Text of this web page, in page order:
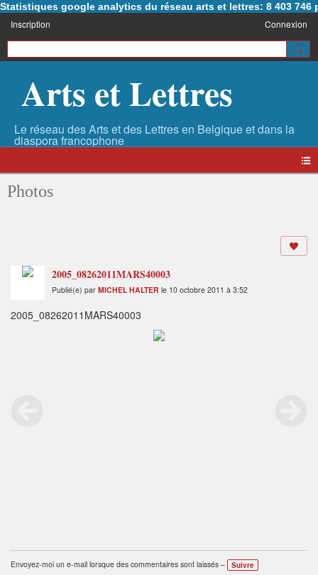
Statistiques google analytics du réseau arts et lettres: 8 403 746
Inscription Connexion
Arts et Lettres
Photos
2005_08262011MARS40003
Publié(e) par MICHEL HALTER le 10 octobre 2011 à 3:52
2005_08262011MARS40003
Envoyez-moi un e-mail lorsque des commentaires sont laissés – Suivre